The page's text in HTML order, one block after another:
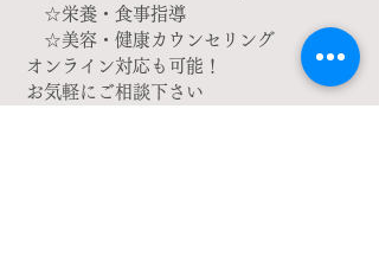
☆栄養・食事指導
☆美容・健康カウンセリング
オンライン対応も可能！
お気軽にご相談下さい